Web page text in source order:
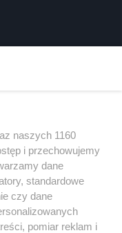
naszych 1160
i przechowujemy
dane
standardowe
czy dane
pomiar reklam i